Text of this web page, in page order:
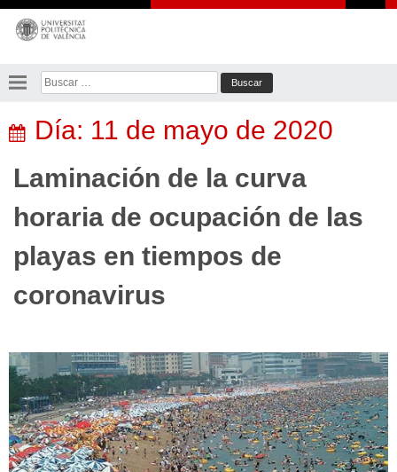
Saltar
contenido
Buscar:
Día: 11 de mayo de 2020
Laminación de la curva
horaria de ocupación de las
playas en tiempos de
coronavirus